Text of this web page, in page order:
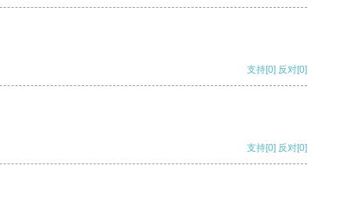
支持[0] 反对[0]
支持[0] 反对[0]